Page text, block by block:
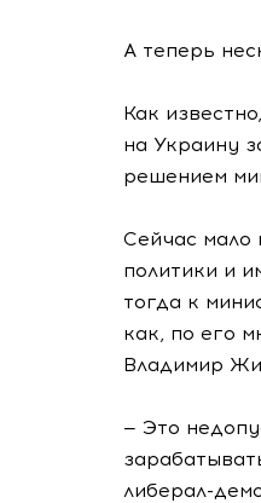
А теперь
Как
на Украину
решением
Сейчас мало
политики и
тогда к
как, по его
Владимир
— Это
либерал-